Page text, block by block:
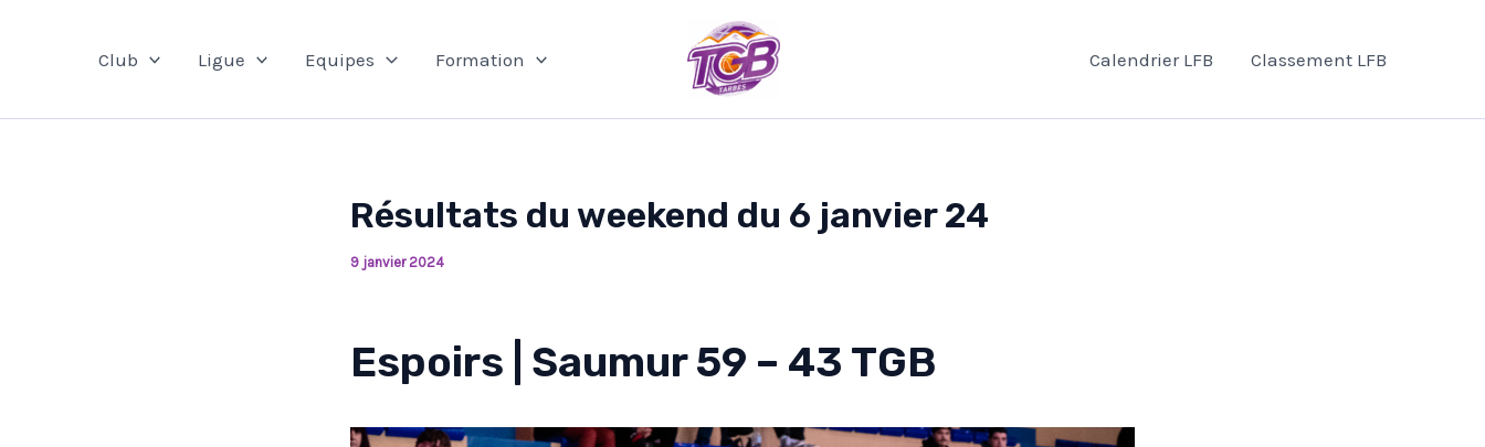
Club Ligue Equipes Formation Calendrier LFB Classement LFB
Résultats du weekend du 6 janvier 24
9 janvier 2024
Espoirs | Saumur 59 – 43 TGB